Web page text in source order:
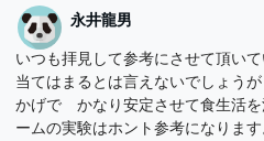
永井龍男
いつも拝見して参考にさせて頂い
当てはまるとは言えないでしょう
かげで かなり安定させて食生活を
ームの実験はホント参考になりま